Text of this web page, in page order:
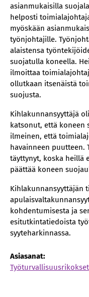
asianmukaisilla
helposti
myöskään
työnjohtajille.
alaistensa
suojatulla koneella.
ilmoittaa
ollutkaan itsenäistä
suojusta.
Kihlakunnansyyttäjä
katsonut, että koneen
ilmeinen, että
havainneen puutteen.
täyttynyt, koska heillä
päättää koneen
Kihlakunnansyyttäjän
kohdentumisesta ja
esitutkintatiedoista
syyteharkinnassa.
Asiasanat:
Työturvallisuusrikokset